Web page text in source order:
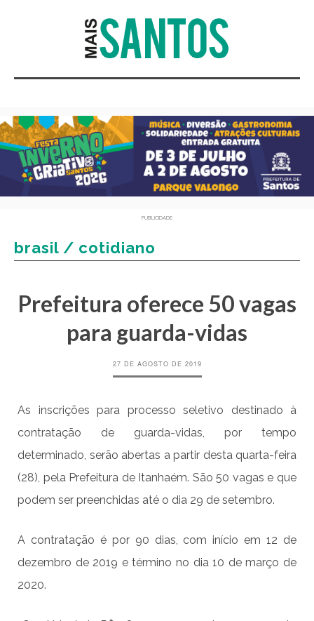
PUBLICIDADE
brasil / cotidiano
Prefeitura oferece 50 vagas
para guarda-vidas
27 DE AGOSTO DE 2019
As inscrições para processo seletivo destinado à
contratação de guarda-vidas, por tempo
determinado, serão abertas a partir desta quarta-feira
(28), pela Prefeitura de Itanhaém. São 50 vagas e que
podem ser preenchidas até o dia 29 de setembro.
A contratação é por 90 dias, com início em 12 de
dezembro de 2019 e término no dia 10 de março de
2020.